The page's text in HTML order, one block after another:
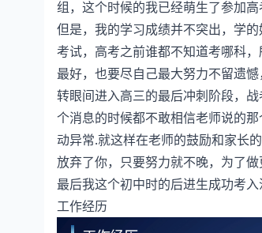
组，这个时候的我已经萌生了参加
但是，我的学习成绩并不突出，学
考试，高考之前谁都不知道考哪科
最好，也要尽自己最大努力不留遗
转眼间进入高三的最后冲刺阶段，
个消息的时候都不敢相信老师说的
动异常.就这样在老师的鼓励和家长
放弃了你，只要努力就不晚，为了
最后我这个初中时的后进生成功考
工作经历